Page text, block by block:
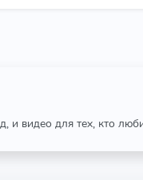
и видео для тех, кто